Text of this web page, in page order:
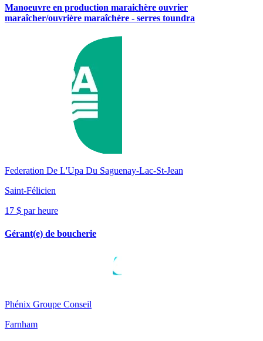
Manoeuvre en production maraichère ouvrier
maraîcher/ouvrière maraîchère - serres toundra
Federation De L'Upa Du Saguenay-Lac-St-Jean
Saint-Félicien
17 $ par heure
Gérant(e) de boucherie
Phénix Groupe Conseil
Farnham